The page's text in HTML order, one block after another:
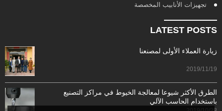
تجهيزات الأنابيب المخصصة
LATEST POSTS
زيارة العملاء الأولى لمصنعنا
2019/11/19
الطرق الأكثر شيوعا لمعالجة الخيوط في مراكز التصنيع
باستخدام الحاسب الآلي